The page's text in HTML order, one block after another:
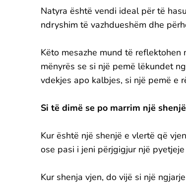
Natyra është vendi ideal për të
ndryshim të vazhdueshëm dhe
Këto mesazhe mund të
mënyrës se si një pemë lëkundet
vdekjes apo kalbjes, si një pemë e
Si të dimë se po marrim një
Kur është një shenjë e vlertë që
ose pasi i jeni përjgigjur një
Kur shenja vjen, do vijë si një